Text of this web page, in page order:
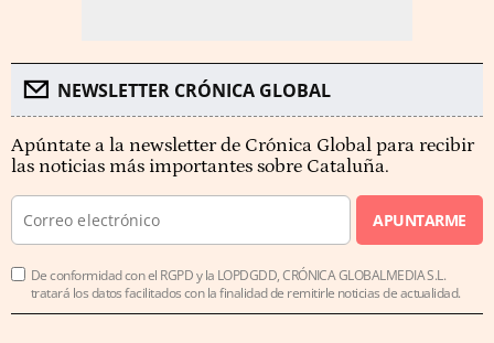
NEWSLETTER CRÓNICA GLOBAL
Apúntate a la newsletter de Crónica Global para recibir
las noticias más importantes sobre Cataluña.
APUNTARME
De conformidad con el RGPD y la LOPDGDD, CRÓNICA GLOBALMEDIA S.L.
tratará los datos facilitados con la finalidad de remitirle noticias de actualidad.